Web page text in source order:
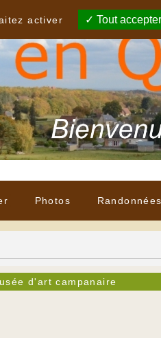
Photos Randonnées
d'art campanaire
activer
Tout accepter